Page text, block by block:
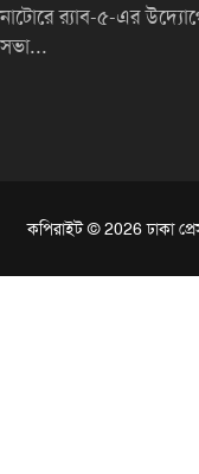
নাটোরে র‌্যাব-৫-এর
সভা...
কপিরাইট © 2026 ঢাকা